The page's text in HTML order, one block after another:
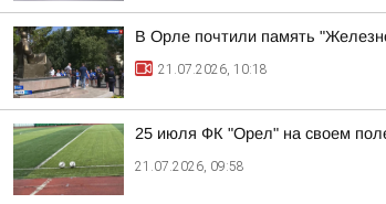
В Орле почтили память
21.07.2026, 10:18
25 июля ФК "Орел" на своем
21.07.2026, 09:58